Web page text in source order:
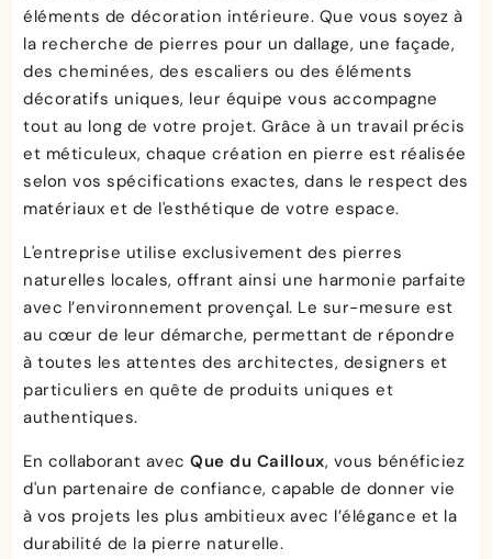
éléments de décoration intérieure. Que vous soyez à
la recherche de pierres pour un dallage, une façade,
des cheminées, des escaliers ou des éléments
décoratifs uniques, leur équipe vous accompagne
tout au long de votre projet. Grâce à un travail précis
et méticuleux, chaque création en pierre est réalisée
selon vos spécifications exactes, dans le respect des
matériaux et de l'esthétique de votre espace.
L'entreprise utilise exclusivement des pierres
naturelles locales, offrant ainsi une harmonie parfaite
avec l’environnement provençal. Le sur-mesure est
au cœur de leur démarche, permettant de répondre
à toutes les attentes des architectes, designers et
particuliers en quête de produits uniques et
authentiques.
En collaborant avecQue du Cailloux, vous bénéficiez
d'un partenaire de confiance, capable de donner vie
à vos projets les plus ambitieux avec l’élégance et la
durabilité de la pierre naturelle.